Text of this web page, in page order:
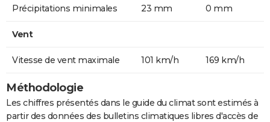
Précipitations minimales 23 mm 0 mm
Vent
Vitesse de vent maximale 101 km/h 169 km/h
Méthodologie
Les chiffres présentés dans le guide du climat sont estimés à
partir des données des bulletins climatiques libres d'accès de